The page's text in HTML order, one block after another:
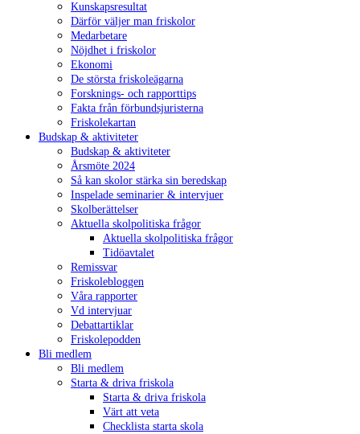
Kunskapsresultat
Därför väljer man friskolor
Medarbetare
Nöjdhet i friskolor
Ekonomi
De största friskoleägarna
Forsknings- och rapporttips
Fakta från förbundsjuristerna
Friskolekartan
Budskap & aktiviteter
Budskap & aktiviteter
Årsmöte 2024
Så kan skolor stärka sin beredskap
Inspelade seminarier & intervjuer
Skolberättelser
Aktuella skolpolitiska frågor
Aktuella skolpolitiska frågor
Tidöavtalet
Remissvar
Friskolebloggen
Våra rapporter
Vd intervjuar
Debattartiklar
Friskolepodden
Bli medlem
Bli medlem
Starta & driva friskola
Starta & driva friskola
Värt att veta
Checklista starta skola